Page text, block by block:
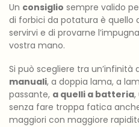
Un consiglio sempre valido
di forbici da potatura è quello
servirvi e di provarne
vostra mano.
Si può scegliere tra un’infinità
manuali, a doppia lama, a
passante, a quelli a batteria,
senza fare troppa fatica
maggiori con maggiore